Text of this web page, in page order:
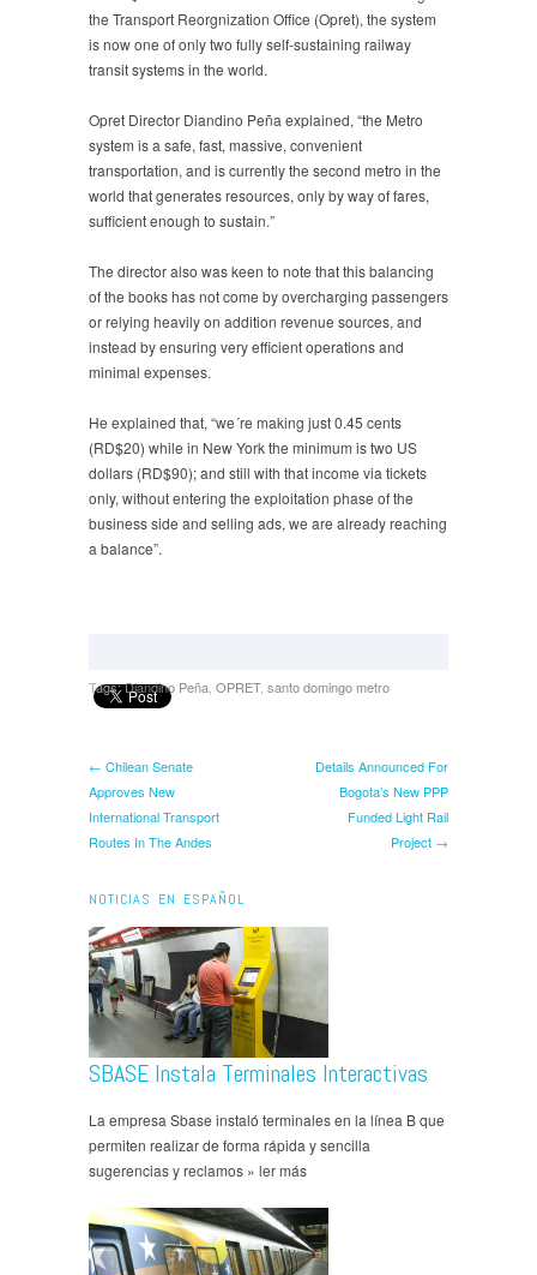
the Transport Reorgnization Office (Opret), the system
is now one of only two fully self-sustaining railway
transit systems in the world.
Opret Director Diandino Peña explained, “the Metro
system is a safe, fast, massive, convenient
transportation, and is currently the second metro in the
world that generates resources, only by way of fares,
sufficient enough to sustain.”
The director also was keen to note that this balancing
of the books has not come by overcharging passengers
or relying heavily on addition revenue sources, and
instead by ensuring very efficient operations and
minimal expenses.
He explained that, “we´re making just 0.45 cents
(RD$20) while in New York the minimum is two US
dollars (RD$90); and still with that income via tickets
only, without entering the exploitation phase of the
business side and selling ads, we are already reaching
a balance”.
Tags:Diandino Peña OPRET, santo domingo metro
← Chilean Senate
Approves New
International Transport
Routes In The Andes
Details Announced For
Bogota’s New PPP
Funded Light Rail
Project →
NOTICIAS EN ESPAÑOL
SBASE Instala Terminales Interactivas
La empresa Sbase instaló terminales en la línea B que
permiten realizar de forma rápida y sencilla
sugerencias y reclamos » ler más